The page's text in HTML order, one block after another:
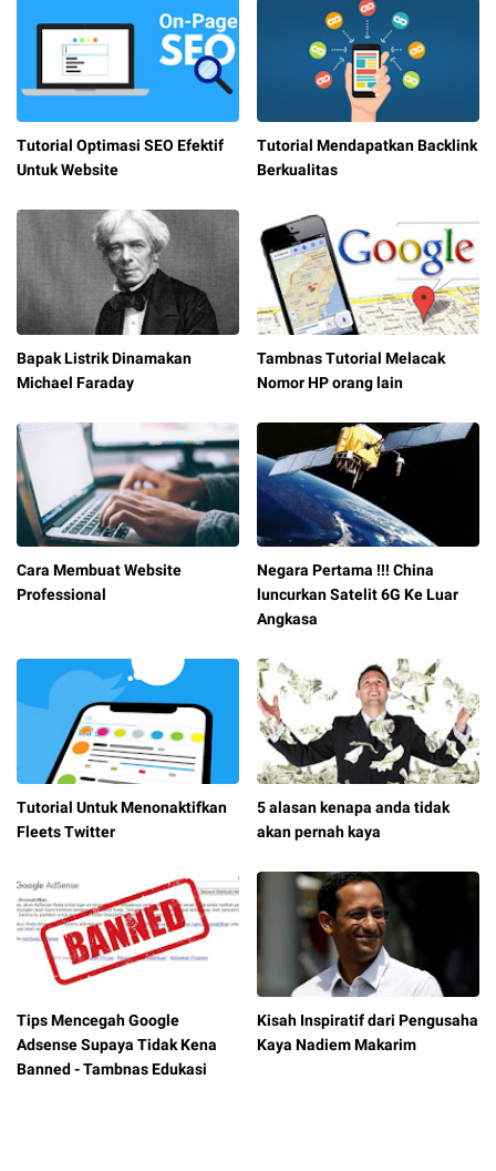
Tutorial Optimasi SEO Efektif
Untuk Website
Tutorial Mendapatkan Backlink
Berkualitas
Bapak Listrik Dinamakan
Michael Faraday
Tambnas Tutorial Melacak
Nomor HP orang lain
Cara Membuat Website
Professional
Negara Pertama !!! China
luncurkan Satelit 6G Ke Luar
Angkasa
Tutorial Untuk Menonaktifkan
Fleets Twitter
5 alasan kenapa anda tidak
akan pernah kaya
Tips Mencegah Google
Adsense Supaya Tidak Kena
Banned - Tambnas Edukasi
Kisah Inspiratif dari Pengusaha
Kaya Nadiem Makarim